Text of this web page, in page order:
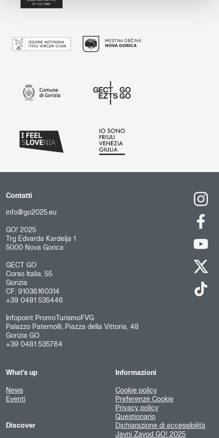
Contatti
info@go2025.eu
GO! 2025
Trg Edvarda Kardelja 1
5000 Nova Gorica
GECT GO
Corso Italia, 55
Gorizia
CF: 91036160314
+39 0481 535446
Infopoint PromoTurismoFVG
Palazzo Paternolli, Piazza della Vittoria, 48
Gorizia GO
+39 0481 535764
What's up
News
Eventi
Discover
Informazioni
Cookie policy
Preferenze Cookie
Privacy policy
Questionario
Dichiarazione di accessibilità
Javni Zavod GO! 2025